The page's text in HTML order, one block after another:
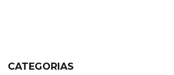
CATEGORIAS